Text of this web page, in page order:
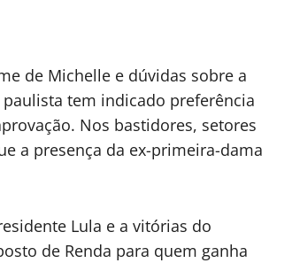
de Michelle e dúvidas sobre a
tem indicado preferência
Nos bastidores, setores
a presença da ex-primeira-dama
Lula e a vitórias do
de Renda para quem ganha